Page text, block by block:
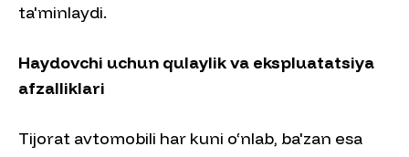
ta'minlaydi.
Haydovchi uchun qulaylik va ekspluatatsiya
afzalliklari
Tijorat avtomobili har kuni o‘nlab, ba'zan esa